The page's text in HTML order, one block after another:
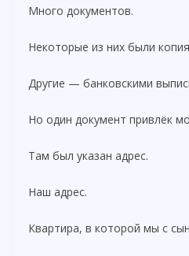
Много документов.
Некоторые из них были
Другие — банковскими
Но один документ привлёк
Там был указан адрес.
Наш адрес.
Квартира, в которой мы с